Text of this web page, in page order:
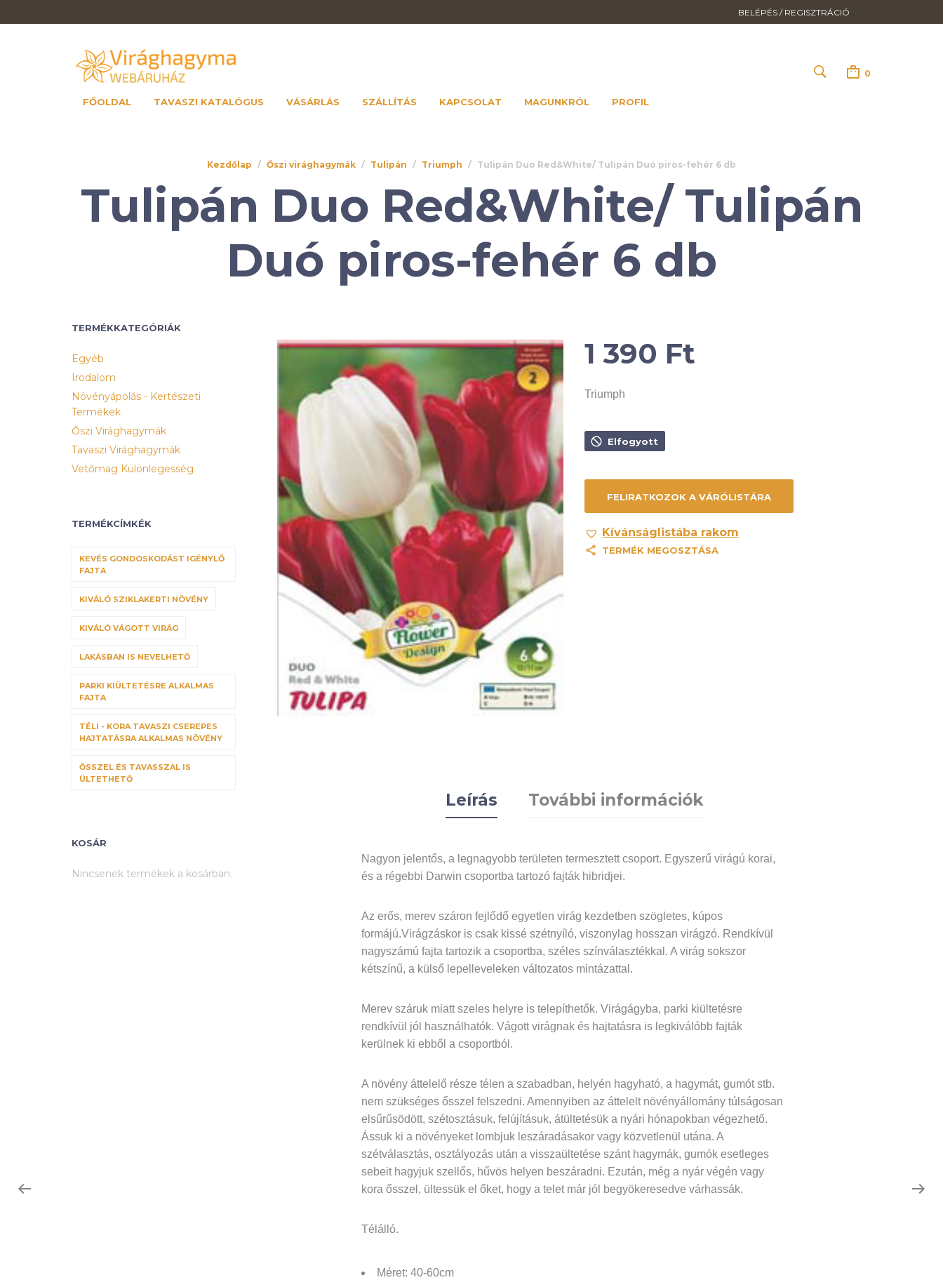
BELÉPÉS / REGISZTRÁCIÓ
FŐOLDAL TAVASZI KATALÓGUS VÁSÁRLÁS SZÁLLÍTÁS KAPCSOLAT MAGUNKRÓL PROFIL
0
Kezdőlap / Őszi virághagymák / Tulipán / Triumph / Tulipán Duo Red&White/ Tulipán Duó piros-fehér 6 db
Tulipán Duo Red&White/ Tulipán
Duó piros-fehér 6 db
TERMÉKKATEGÓRIÁK
Egyéb
Irodalom
Növényápolás - Kertészeti
Termékek
Őszi Virághagymák
Tavaszi Virághagymák
Vetőmag Különlegesség
TERMÉKCÍMKÉK
KEVÉS GONDOSKODÁST IGÉNYLŐ
FAJTA
KIVÁLÓ SZIKLAKERTI NÖVÉNY
KIVÁLÓ VÁGOTT VIRÁG
LAKÁSBAN IS NEVELHETŐ
PARKI KIÜLTETÉSRE ALKALMAS
FAJTA
TÉLI - KORA TAVASZI CSEREPES
HAJTATÁSRA ALKALMAS NÖVÉNY
ŐSSZEL ÉS TAVASSZAL IS
ÜLTETHETŐ
KOSÁR
Nincsenek termékek a kosárban.
1 390 Ft
Triumph
Elfogyott
Kívánságlistába rakom
TERMÉK MEGOSZTÁSA
Leírás További információk
Nagyon jelentős, a legnagyobb területen termesztett csoport. Egyszerű virágú korai,
és a régebbi Darwin csoportba tartozó fajták hibridjei.
Az erős, merev száron fejlődő egyetlen virág kezdetben szögletes, kúpos
formájú.Virágzáskor is csak kissé szétnyíló, viszonylag hosszan virágzó. Rendkívül
nagyszámú fajta tartozik a csoportba, széles színválasztékkal. A virág sokszor
kétszínű, a külső lepelleveleken változatos mintázattal.
Merev száruk miatt szeles helyre is telepíthetők. Virágágyba, parki kiültetésre
rendkívül jól használhatók. Vágott virágnak és hajtatásra is legkiválóbb fajták
kerülnek ki ebből a csoportból.
A növény áttelelő része télen a szabadban, helyén hagyható, a hagymát, gumót stb.
nem szükséges ősszel felszedni. Amennyiben az áttelelt növényállomány túlságosan
elsűrűsödött, szétosztásuk, felújításuk, átültetésük a nyári hónapokban végezhető.
Ássuk ki a növényeket lombjuk leszáradásakor vagy közvetlenül utána. A
szétválasztás, osztályozás után a visszaültetése szánt hagymák, gumók esetleges
sebeit hagyjuk szellős, hűvös helyen beszáradni. Ezután, még a nyár végén vagy
kora ősszel, ültessük el őket, hogy a telet már jól begyökeresedve várhassák.
Télálló.
Méret: 40-60cm